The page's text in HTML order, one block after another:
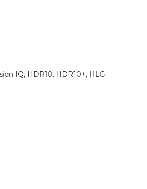
IQ, HDR10, HDR10+, HLG